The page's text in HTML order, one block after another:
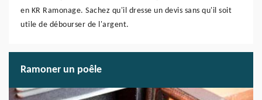
en KR Ramonage. Sachez qu'il dresse un devis sans qu'il soit
utile de débourser de l'argent.
Ramoner un poêle